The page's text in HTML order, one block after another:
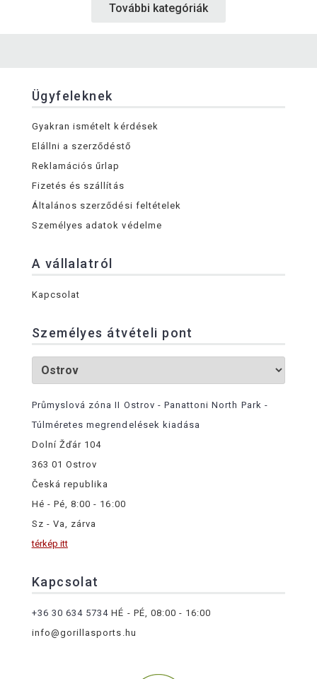
További kategóriák
Ügyfeleknek
Gyakran ismételt kérdések
Elállni a szerződéstő
Reklamációs űrlap
Fizetés és szállítás
Általános szerződési feltételek
Személyes adatok védelme
A vállalatról
Kapcsolat
Személyes átvételi pont
Průmyslová zóna II Ostrov - Panattoni North Park -
Túlméretes megrendelések kiadása
Dolní Žďár 104
363 01 Ostrov
Česká republika
Hé - Pé, 8:00 - 16:00
Sz - Va, zárva
térkép itt
Kapcsolat
+36 30 634 5734 HÉ - PÉ, 08:00 - 16:00
info@gorillasports.hu